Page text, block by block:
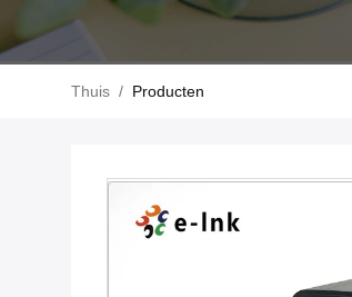
Thuis / Producten